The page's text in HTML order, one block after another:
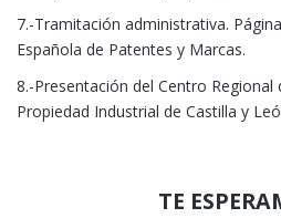
7.-Tramitación administrativa.
Española de Patentes y Marcas.
8.-Presentación del Centro
Propiedad Industrial de Castilla y
TE